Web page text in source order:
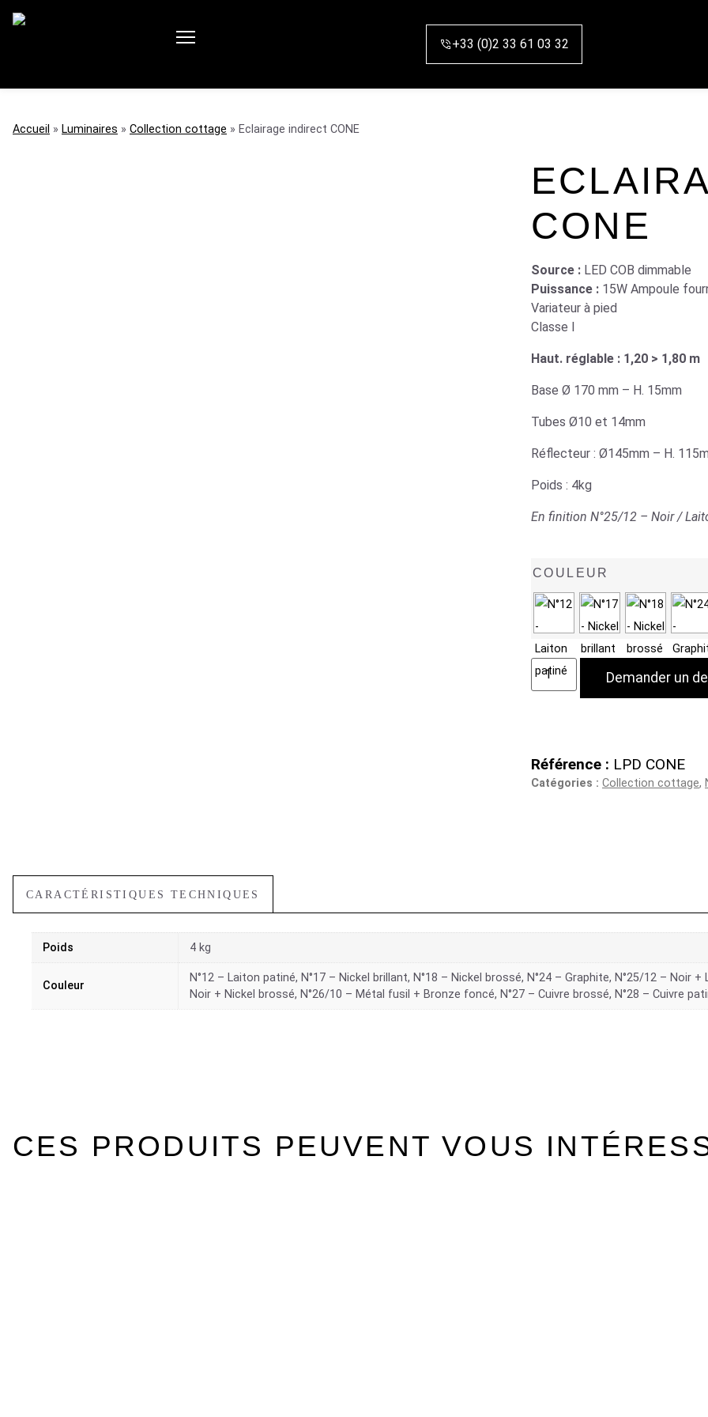
+33 (0)2 33 61 03 32
accueil » luminaires » collection cottage » Eclairage indirect CONE
CONE
Source : LED COB dimmable
Puissance : 15W Ampoule
Variateur à pied
Classe I
Haut. réglable : 1,20 > 1,80 m
Base Ø 170 mm – H. 15mm
Tubes Ø10 et 14mm
Réflecteur : Ø145mm – H.
Poids : 4kg
En finition N°25/12 – Noir /
COULEUR
Demander un
Référence : LPD CONE
Catégories : Collection cottage,
CARACTÉRISTIQUES TECHNIQUES
Poids 4 kg
Couleur
N°12 – Laiton patiné, N°17 – Nickel brillant, N°18 – Nickel brossé, N°24 – Graphite, N°25/12 – Noir
Noir + Nickel brossé, N°26/10 – Métal fusil + Bronze foncé, N°27 – Cuivre brossé, N°28 – Cuivre
CES PRODUITS PEUVENT VOUS